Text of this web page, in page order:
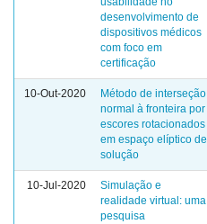
desenvolvimento de
dispositivos médicos
com foco em
certificação
10-Out-2020
Método de interseção
normal à fronteira por
escores rotacionados
em espaço elíptico de
solução
10-Jul-2020
Simulação e
realidade virtual: uma
pesquisa